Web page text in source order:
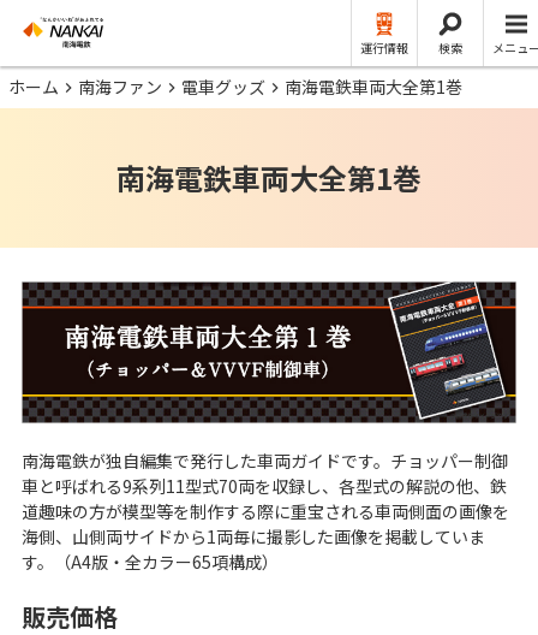
運行情報 検索 メニュ
ホーム 南海ファン 電車グッズ 南海電鉄車両大全第1巻
南海電鉄車両大全第1巻
南海電鉄が独自編集で発行した車両ガイドです。チョッパー制御
車と呼ばれる9系列11型式70両を収録し、各型式の解説の他、鉄
道趣味の方が模型等を制作する際に重宝される車両側面の画像を
海側、山側両サイドから1両毎に撮影した画像を掲載していま
す。（A4版・全カラー65項構成）
販売価格